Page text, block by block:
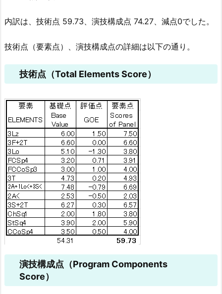
内訳は、技術点 59.73、演技構成点 74.27、減点0でした。
技術点（要素点）、演技構成点の詳細は以下の通り。
技術点（Total Elements Score）
演技構成点（Program Components
Score）